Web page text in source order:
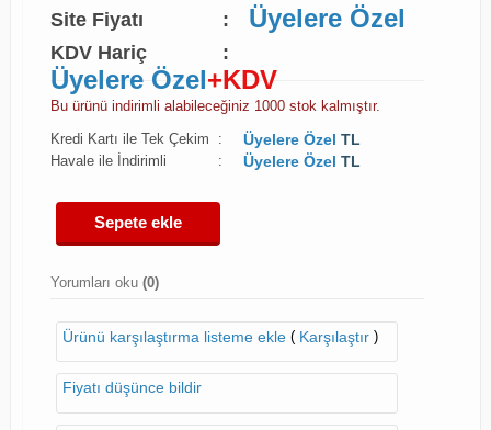
Site Fiyatı
: Üyelere Özel
KDV Hariç :
Üyelere Özel+KDV
Bu ürünü indirimli alabileceğiniz 1000 stok kalmıştır.
Kredi Kartı ile Tek Çekim
: Üyelere Özel TL
Havale ile İndirimli : Üyelere Özel TL
Sepete ekle
Yorumları oku (0)
Ürünü karşılaştırma listeme ekle( Karşılaştır)
Fiyatı düşünce bildir